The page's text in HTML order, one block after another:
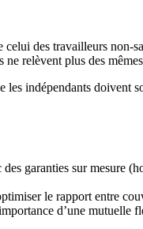
des travailleurs non-
relèvent plus des mêmes
les indépendants doivent
garanties sur mesure
le rapport entre
d’une mutuelle